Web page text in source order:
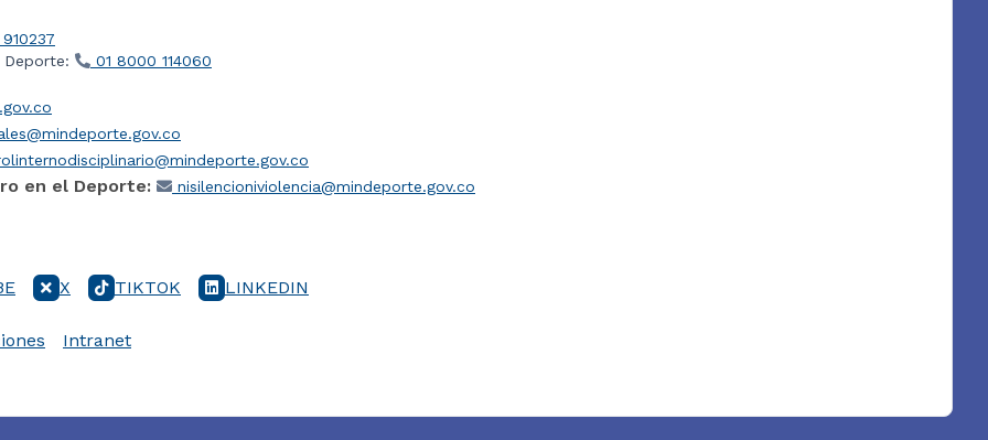
Deporte:
01 8000 114060
en el Deporte: nisilencioniviolencia@mindeporte.gov.co
X TIKTOK LINKEDIN
Intranet